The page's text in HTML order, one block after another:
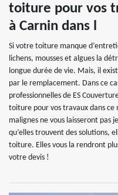
toiture pour vos
à Carnin dans l
Si votre toiture manque
lichens, mousses et algues la
longue durée de vie. Mais, il
par le remplacement. Dans ce
professionnelles de ES
toiture pour vos travaux dans ce
malignes ne vous laisseront pas
qu’elles trouvent des solutions,
toiture. Elles vous la rendront
votre devis !